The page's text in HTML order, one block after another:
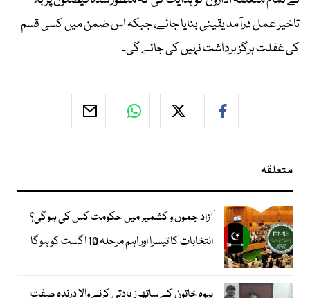
تاخیر عمل درآمد یقینی بنایا جائے، جبکہ اس ضمن میں کسی قسم
کی غفلت ہرگز برداشت نہیں کی جائے گی۔
متعلقہ
آزاد جموں و کشمیر میں حکومت کس کی ہوگی؟
انتخابات کا تیسرا اور اہم مرحلہ 10 اگست کو ہوگا
بیوہ خاتون کے ساتھ زیادتی کرنے والا درندہ صفت